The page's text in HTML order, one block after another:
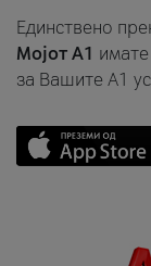
Единствено
Мојот A1
за Вашите A1